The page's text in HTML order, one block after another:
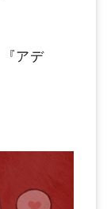
アデ